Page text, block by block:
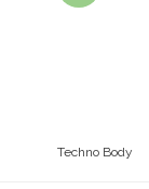
Techno Body